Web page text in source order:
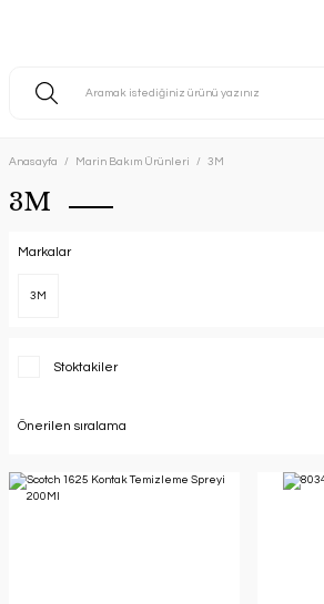
Anasayfa Marin Bakım Ürünleri 3M
3M
Markalar
3M
Stoktakiler